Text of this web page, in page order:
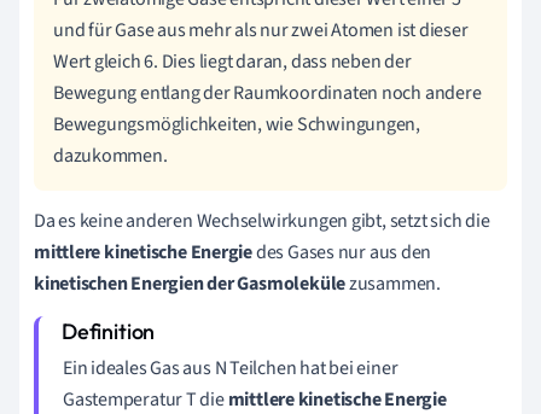
und für Gase aus mehr als nur zwei Atomen ist dieser
Wert gleich 6. Dies liegt daran, dass neben der
Bewegung entlang der Raumkoordinaten noch andere
Bewegungsmöglichkeiten, wie Schwingungen,
dazukommen.
Da es keine anderen Wechselwirkungen gibt, setzt sich die
mittlere kinetische Energiedes Gases nur aus den
kinetischen Energien der Gasmolekülezusammen.
Ein ideales Gas aus N Teilchen hat bei einer
Gastemperatur T diemittlere kinetische Energie